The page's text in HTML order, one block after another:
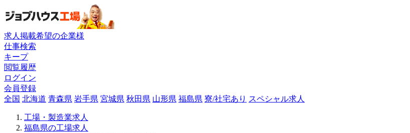
求人掲載希望の企業様
仕事検索
キープ
閲覧履歴
ログイン
会員登録
全国 北海道 青森県 岩手県 宮城県 秋田県 山形県 福島県 寮/社宅あり スペシャル求人
工場・製造業求人
福島県の工場求人